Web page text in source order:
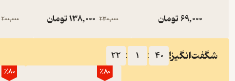
69,000تومان 230,000
138,000تومان 200,000
شگفت‌انگیز! 40
:
1
:
22
٪80 ٪80